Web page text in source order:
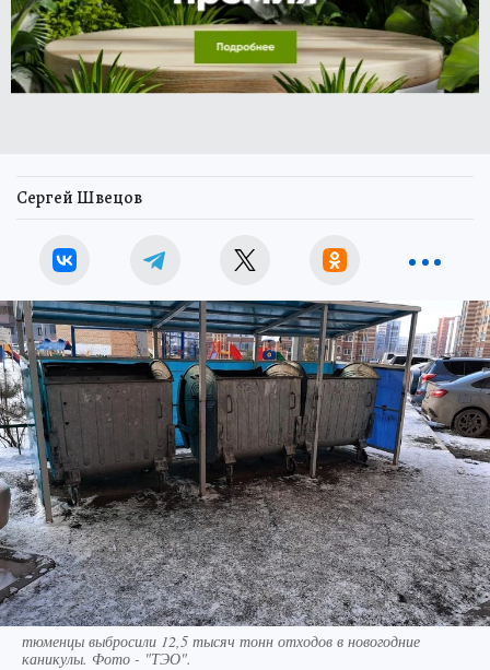
Сергей Швецов
тюменцы выбросили 12,5 тысяч тонн отходов в новогодние
каникулы. Фото - "ТЭО".